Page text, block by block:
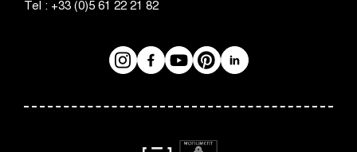
Tel : +33 (0)5 61 22 21 82
Réseaux
InstagramFacebookYouTubePinterestLinkedIn